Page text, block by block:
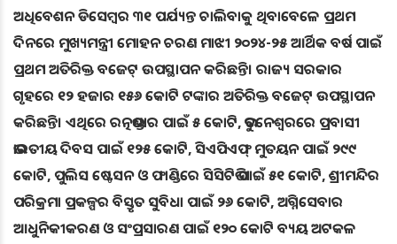
ଅଧିବେଶନ ଡିସେମ୍ବର ୩୧ ପର୍ଯ୍ୟନ୍ତ ଚାଲିବାକୁ ଥିବାବେଳେ ପ୍ରଥମ
ଦିନରେ ମୁଖ୍ୟମନ୍ତ୍ରୀ ମୋହନ ଚରଣ ମାଝୀ ୨୦୨୪-୨୫ ଆର୍ଥିକ ବର୍ଷ ପାଇଁ
ପ୍ରଥମ ଅତିରିକ୍ତ ବଜେଟ୍ ଉପସ୍ଥାପନ କରିଛନ୍ତି। ରାଜ୍ୟ ସରକାର
ଗୃହରେ ୧୨ ହଜାର ୧୫୬ କୋଟି ଟଙ୍କାର ଅତିରିକ୍ତ ବଜେଟ୍‌ ଉପସ୍ଥାପନ
କରିଛନ୍ତି। ଏଥିରେ ରତ୍ନଭଣ୍ଡାର ପାଇଁ ୫ କୋଟି, ଭୁବନେଶ୍ବରରେ ପ୍ରବାସୀ
ଭାରତୀୟ ଦିବସ ପାଇଁ ୧୨୫ କୋଟି, ସିଏପିଏଫ୍‌ ମୁତୟନ ପାଇଁ ୨୯୯
କୋଟି, ପୁଲିସ ଷ୍ଟେସନ ଓ ଫାଣ୍ଡିରେ ସିସିଟିଭି ପାଇଁ ୫୧ କୋଟି, ଶ୍ରୀମନ୍ଦିର
ପରିକ୍ରମା ପ୍ରକଳ୍ପର ବିସ୍ତୃତ ସୁବିଧା ପାଇଁ ୨୬ କୋଟି, ଅଗ୍ନିସେବାର
ଆଧୁନିକୀକରଣ ଓ ସଂପ୍ରସାରଣ ପାଇଁ ୧୨୦ କୋଟି ବ୍ୟୟ ଅଟକଳ